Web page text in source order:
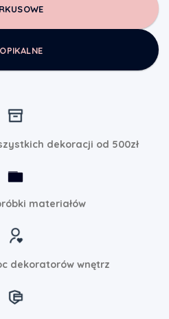
dekoracji od 500zł
materiałów
dekoratorów wnętrz